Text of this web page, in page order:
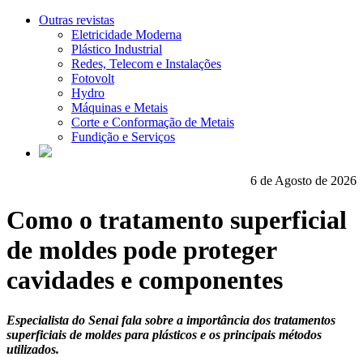
Outras revistas
Eletricidade Moderna
Plástico Industrial
Redes, Telecom e Instalações
Fotovolt
Hydro
Máquinas e Metais
Corte e Conformação de Metais
Fundição e Serviços
6 de Agosto de 2026
Como o tratamento superficial
de moldes pode proteger
cavidades e componentes
Especialista do Senai fala sobre a importância dos tratamentos
superficiais de moldes para plásticos e os principais métodos
utilizados.